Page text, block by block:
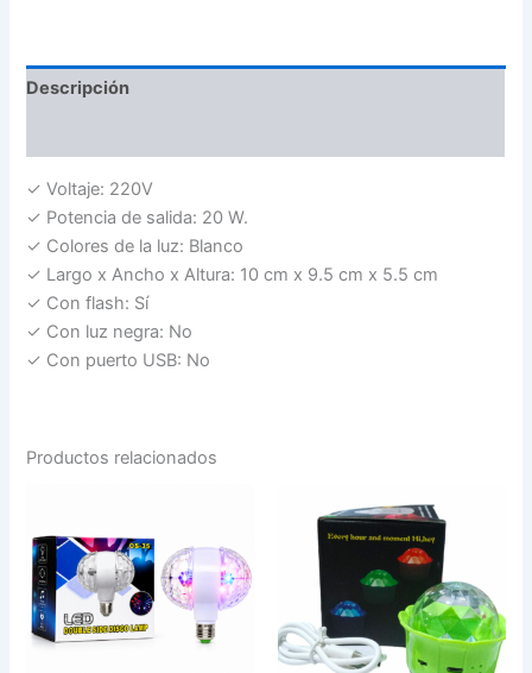
Descripción
✓ Voltaje: 220V
✓ Potencia de salida: 20 W.
✓ Colores de la luz: Blanco
✓ Largo x Ancho x Altura: 10 cm x 9.5 cm x 5.5 cm
✓ Con flash: Sí
✓ Con luz negra: No
✓ Con puerto USB: No
Productos relacionados
DOBLE
OS-
65
OS-
35
PORTABLE
RECARGABLE
FORMA
DE
FLOR